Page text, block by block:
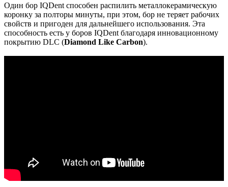
Один бор IQDent способен распилить металлокерамическую
коронку за полторы минуты, при этом, бор не теряет рабочих
свойств и пригоден для дальнейшего использования. Эта
способность есть у боров IQDent благодаря инновационному
покрытию DLC (Diamond Like Carbon).